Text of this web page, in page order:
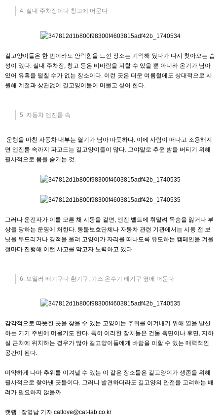
4. 실내 주차장이나 창고에 머문다
길고양이들은 한 번이라도 안락함을 느낀 장소는 기억해 뒀다가 다시 찾아오는 습
성이 있다. 실내 주차장, 창고 등은 비바람을 피할 수 있을 뿐 아니라 온기가 남아
있어 유혹을 떨칠 수가 없는 장소이다. 이런 곳은 더운 여름철에도 상대적으로 시
원해 계절과 상관없이 길고양이들이 머물고 싶어 한다.
5. 자동차 엔진룸 속
운행을 마친 자동차 내부는 열기가 남아 따듯하다. 이에 사람이 떠나고 조용해지
면 엔진룸 속까지 파고드는 길고양이들이 많다. 그야말로 추운 밤을 버티기 위해
필사적으로 몸을 숨기는 것.
그러나 운전자가 이를 모른 채 시동을 걸면, 엔진 벨트에 휘말려 목숨을 잃거나 부
상을 당하는 운명에 처한다. 동물보호단체나 자동차 관련 기관에서는 시동 전 보
닛을 두드리거나 경적을 울려 고양이가 자리를 떠나도록 유도하는 캠페인을 겨울
철마다 진행해 이런 사고를 막고자 노력하고 있다.
6. 보일러 배기구나 환기구, 가스 온수기 배기구 옆에 머문다
감각적으로 따뜻한 곳을 찾을 수 있는 고양이는 추위를 이겨내기 위해 열을 발산
하는 기기 주변에 머물기도 한다. 특히 이러한 장치들은 건물 측면이나 후면, 지하
실 근처에 위치하는 경우가 많아 길고양이들에게 바람을 피할 수 있는 매력적인
공간이 된다.
미약하게 나마 추위를 이겨낼 수 있는 이 같은 장소들은 길고양이가 생존을 위해
필사적으로 찾아낸 곳들이다. 그러니 발견하더라도 길고양의 안전을 고려하는 배
려가 필요하지 않을까.
캣랩 | 장영남 기자 catlove@cat-lab.co.kr